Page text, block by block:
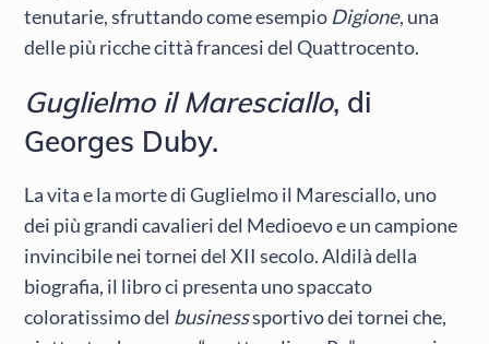
tenutarie, sfruttando come esempio Digione, una
delle più ricche città francesi del Quattrocento.
Guglielmo il Maresciallo, di
Georges Duby.
La vita e la morte di Guglielmo il Maresciallo, uno
dei più grandi cavalieri del Medioevo e un campione
invincibile nei tornei del XII secolo. Aldilà della
biografia, il libro ci presenta uno spaccato
coloratissimo del businesssportivo dei tornei che,